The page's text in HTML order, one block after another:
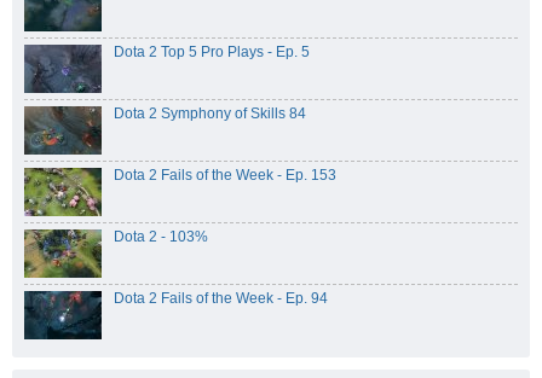
Dota 2 Top 5 Pro Plays - Ep. 5
Dota 2 Symphony of Skills 84
Dota 2 Fails of the Week - Ep. 153
Dota 2 - 103%
Dota 2 Fails of the Week - Ep. 94